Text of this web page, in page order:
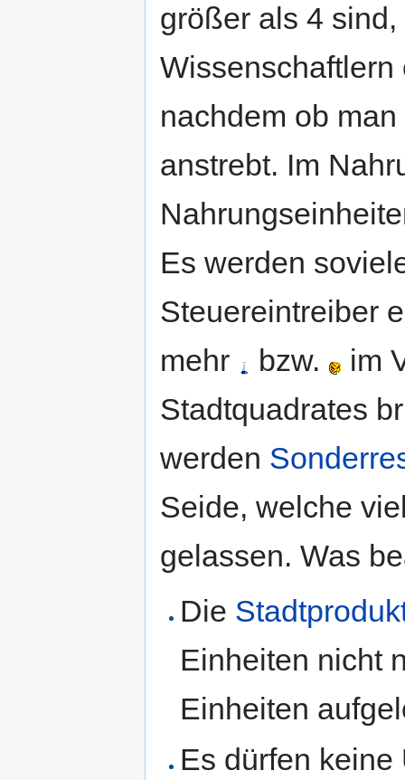
größer als 4
nachdem ob
anstrebt. Im
Es werden
Steuereintreiber
mehr
bzw.
im
Stadtquadrates
werden
Seide, welche
gelassen. Was
Die
Einheiten nicht
Einheiten
Es dürfen